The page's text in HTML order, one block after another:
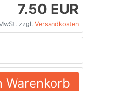
7.50 EUR
zzgl. Versandkosten
Warenkorb